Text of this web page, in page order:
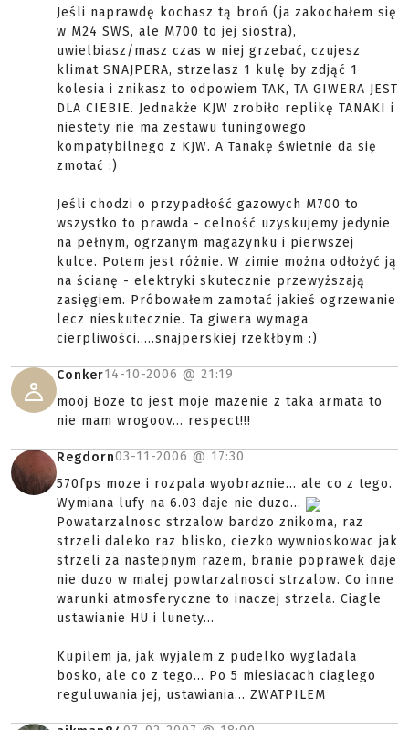
Jeśli naprawdę kochasz tą broń (ja zakochałem się
w M24 SWS, ale M700 to jej siostra),
uwielbiasz/masz czas w niej grzebać, czujesz
klimat SNAJPERA, strzelasz 1 kulę by zdjąć 1
kolesia i znikasz to odpowiem TAK, TA GIWERA JEST
DLA CIEBIE. Jednakże KJW zrobiło replikę TANAKI i
niestety nie ma zestawu tuningowego
kompatybilnego z KJW. A Tanakę świetnie da się
zmotać :)
Jeśli chodzi o przypadłość gazowych M700 to
wszystko to prawda - celność uzyskujemy jedynie
na pełnym, ogrzanym magazynku i pierwszej
kulce. Potem jest różnie. W zimie można odłożyć ją
na ścianę - elektryki skutecznie przewyższają
zasięgiem. Próbowałem zamotać jakieś ogrzewanie
lecz nieskutecznie. Ta giwera wymaga
cierpliwości.....snajperskiej rzekłbym :)
Conker14-10-2006 @ 21:19
mooj Boze to jest moje mazenie z taka armata to
nie mam wrogoov... respect!!!
Regdorn03-11-2006 @ 17:30
570fps moze i rozpala wyobraznie... ale co z tego.
Wymiana lufy na 6.03 daje nie duzo...
Powatarzalnosc strzalow bardzo znikoma, raz
strzeli daleko raz blisko, ciezko wywnioskowac jak
strzeli za nastepnym razem, branie poprawek daje
nie duzo w malej powtarzalnosci strzalow. Co inne
warunki atmosferyczne to inaczej strzela. Ciagle
ustawianie HU i lunety...
Kupilem ja, jak wyjalem z pudelko wygladala
bosko, ale co z tego... Po 5 miesiacach ciaglego
reguluwania jej, ustawiania... ZWATPILEM